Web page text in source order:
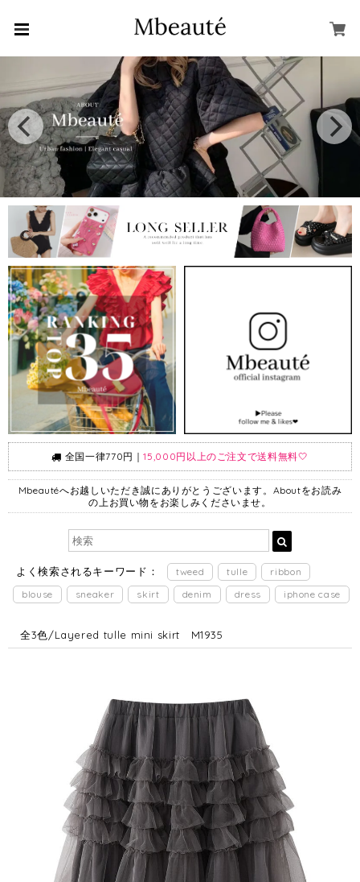
全国一律770円｜15,000円以上のご注文で送料無料🤍
Mbeautéへお越しいただき誠にありがとうございます。Aboutをお読み
の上お買い物をお楽しみくださいませ。
よく検索されるキーワード： tweed tulle
ribbon
blouse
sneaker skirt denim dress iphone case
全3色/Layered tulle mini skirt M1935